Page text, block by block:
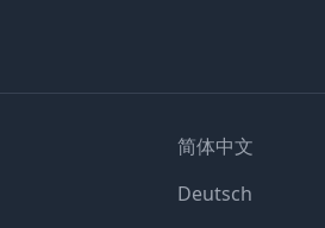
简体中文
Deutsch